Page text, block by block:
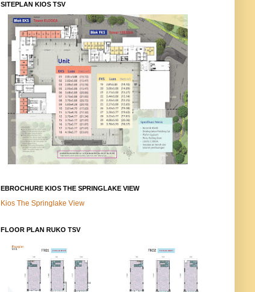
SITEPLAN KIOS TSV
EBROCHURE KIOS THE SPRINGLAKE VIEW
Kios The Springlake View
FLOOR PLAN RUKO TSV